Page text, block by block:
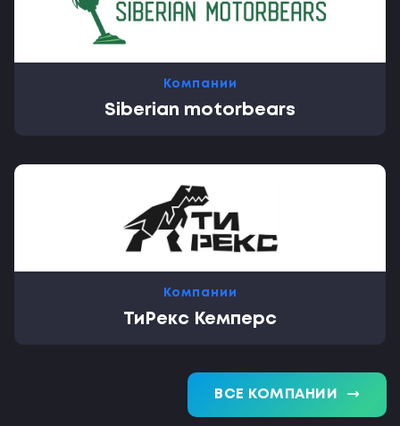
Компании
Siberian motorbears
Компании
ТиРекс Кемперс
ВСЕ КОМПАНИИ trending_flat